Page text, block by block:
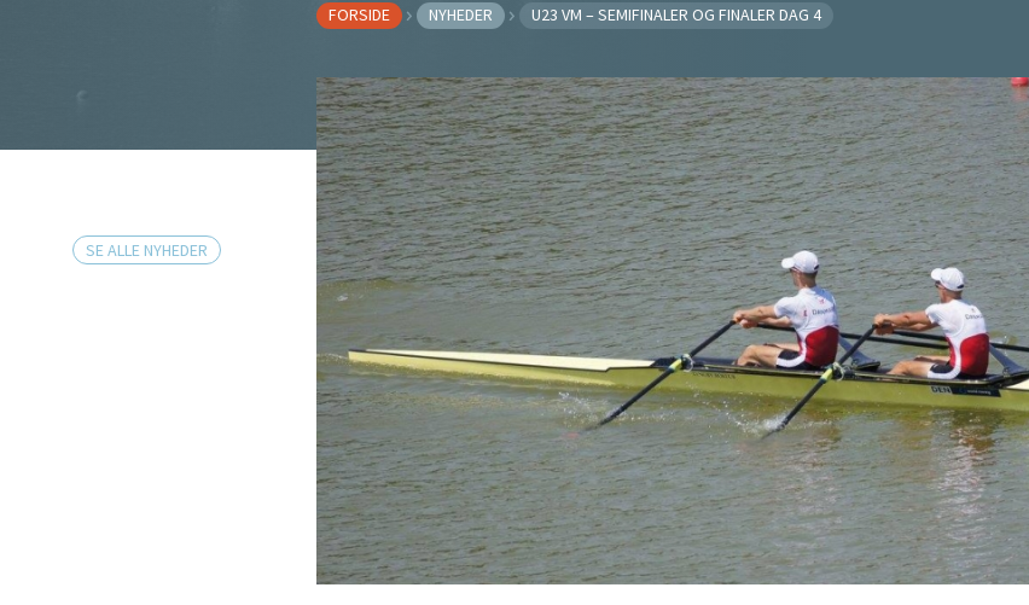
FORSIDE NYHEDER U23 VM – SEMIFINALER OG FINALER DAG 4
SE ALLE NYHEDER